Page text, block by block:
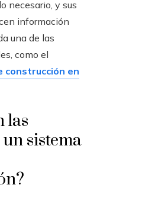
necesario, y sus
información
una de las
como el
construcción en
las
sistema